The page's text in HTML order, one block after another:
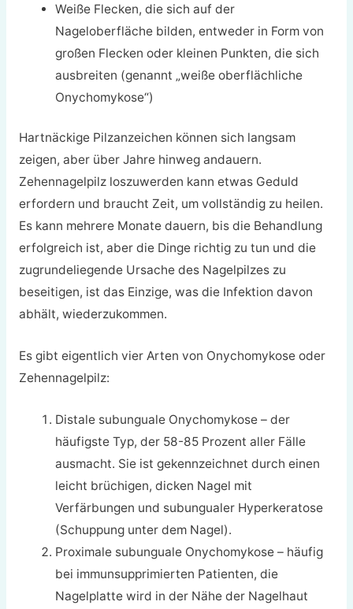
Weiße Flecken, die sich auf der
Nageloberfläche bilden, entweder in Form von
großen Flecken oder kleinen Punkten, die sich
ausbreiten (genannt „weiße oberflächliche
Onychomykose“)
Hartnäckige Pilzanzeichen können sich langsam
zeigen, aber über Jahre hinweg andauern.
Zehennagelpilz loszuwerden kann etwas Geduld
erfordern und braucht Zeit, um vollständig zu heilen.
Es kann mehrere Monate dauern, bis die Behandlung
erfolgreich ist, aber die Dinge richtig zu tun und die
zugrundeliegende Ursache des Nagelpilzes zu
beseitigen, ist das Einzige, was die Infektion davon
abhält, wiederzukommen.
Es gibt eigentlich vier Arten von Onychomykose oder
Zehennagelpilz:
Distale subunguale Onychomykose – der
häufigste Typ, der 58-85 Prozent aller Fälle
ausmacht. Sie ist gekennzeichnet durch einen
leicht brüchigen, dicken Nagel mit
Verfärbungen und subungualer Hyperkeratose
(Schuppung unter dem Nagel).
Proximale subunguale Onychomykose – häufig
bei immunsupprimierten Patienten, die
Nagelplatte wird in der Nähe der Nagelhaut